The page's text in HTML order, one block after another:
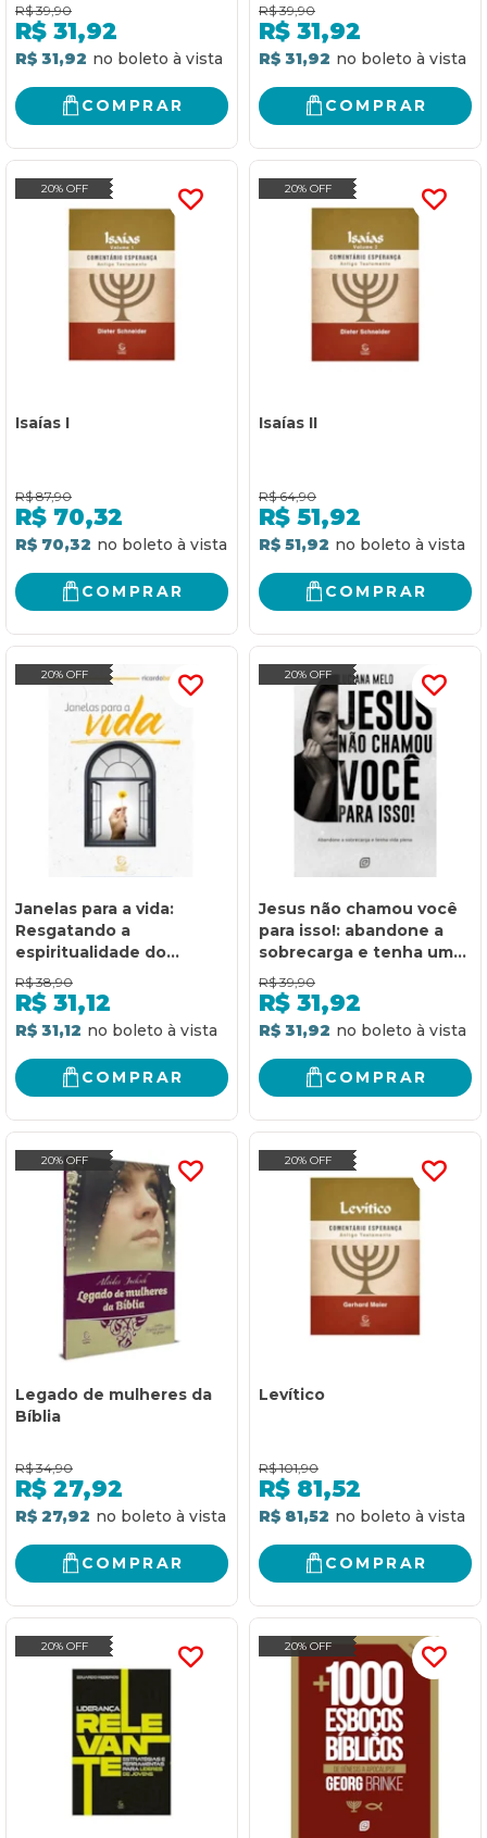
R$ 39,90
R$ 31,92
R$ 31,92
COMPRAR
R$ 39,90
R$ 31,92
R$ 31,92
COMPRAR
20% OFF
Isaías I
R$ 87,90
R$ 70,32
R$ 70,32
COMPRAR
20% OFF
Isaías II
R$ 64,90
R$ 51,92
R$ 51,92
COMPRAR
20% OFF
Janelas para a vida:
Resgatando a
espiritualidade do
cotidiano
R$ 38,90
R$ 31,12
R$ 31,12
COMPRAR
20% OFF
Jesus não chamou você
para isso!: abandone a
sobrecarga e tenha uma
vida plena
R$ 39,90
R$ 31,92
R$ 31,92
COMPRAR
20% OFF
Legado de mulheres da
Bíblia
R$ 34,90
R$ 27,92
R$ 27,92
COMPRAR
20% OFF
Levítico
R$ 101,90
R$ 81,52
R$ 81,52
COMPRAR
20% OFF 20% OFF